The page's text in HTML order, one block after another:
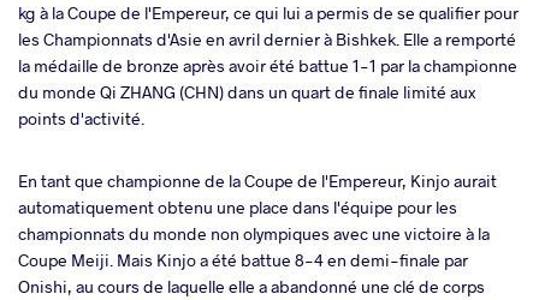
kg à la Coupe de l'Empereur, ce qui lui a permis de se qualifier pour
les Championnats d'Asie en avril dernier à Bishkek. Elle a remporté
la médaille de bronze après avoir été battue 1-1 par la championne
du monde Qi ZHANG (CHN) dans un quart de finale limité aux
points d'activité.
En tant que championne de la Coupe de l'Empereur, Kinjo aurait
automatiquement obtenu une place dans l'équipe pour les
championnats du monde non olympiques avec une victoire à la
Coupe Meiji. Mais Kinjo a été battue 8-4 en demi-finale par
Onishi, au cours de laquelle elle a abandonné une clé de corps